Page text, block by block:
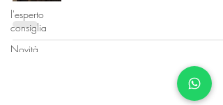
l'esperto
consiglia
Novità